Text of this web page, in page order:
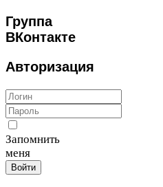
Группа
ВКонтакте
Авторизация
Запомнить
меня
Войти